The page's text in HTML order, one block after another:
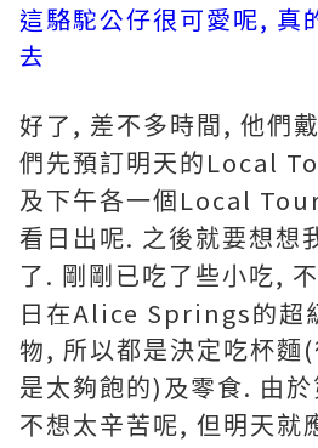
這駱駝公仔很可愛呢, 真
去
好了, 差不多時間 , 他們
們先預訂明天的 Local
及下午各一個 Local
看日出呢. 之後就要想想
了 . 剛剛已吃了些小吃,
日在Alice Springs的超
物, 所以都是決定吃杯麵 (
是太夠飽的)及零食. 由於
不想太辛苦呢, 但明天就